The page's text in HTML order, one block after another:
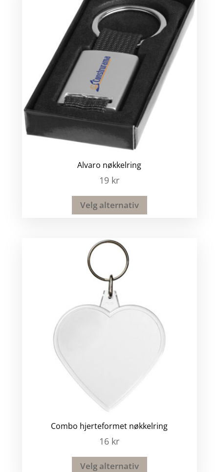
Alvaro nøkkelring
19 kr
Velg alternativ
Combo hjerteformet nøkkelring
16 kr
Velg alternativ